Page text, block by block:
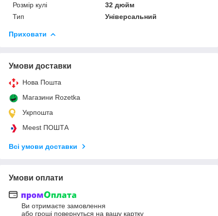
Розмір кулі
32 дюйм
Тип
Універсальний
Приховати
Умови доставки
Нова Пошта
Магазини Rozetka
Укрпошта
Meest ПОШТА
Всі умови доставки
Умови оплати
Ви отримаєте замовлення
або гроші повернуться на вашу картку